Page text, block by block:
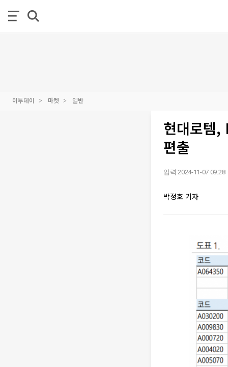
이투데이 마켓 일반
현대로템,
편출
입력 2024-11-07 09:28
박정호 기자